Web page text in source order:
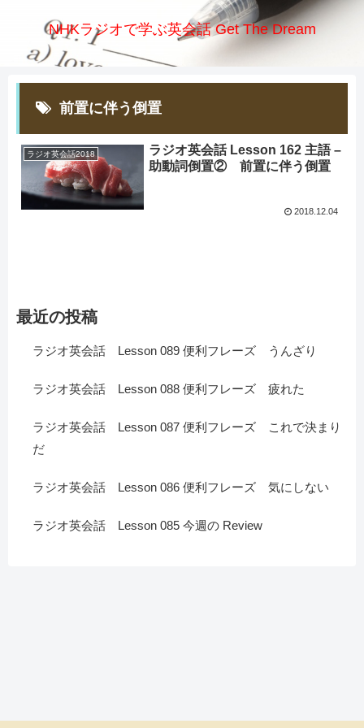
NHKラジオで学ぶ英会話 Get The Dream
前置に伴う倒置
ラジオ英会話2018
ラジオ英会話 Lesson 162 主語 –
助動詞倒置② 前置に伴う倒置
2018.12.04
最近の投稿
ラジオ英会話 Lesson 089 便利フレーズ うんざり
ラジオ英会話 Lesson 088 便利フレーズ 疲れた
ラジオ英会話 Lesson 087 便利フレーズ これで決まり
だ
ラジオ英会話 Lesson 086 便利フレーズ 気にしない
ラジオ英会話 Lesson 085 今週の Review